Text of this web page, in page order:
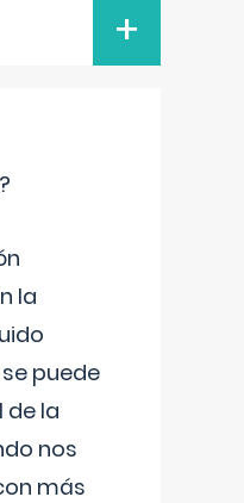
+
la
puede
de la
nos
más